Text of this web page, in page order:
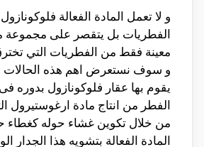
و لا تعمل المادة الفعالة
الفطريات بل يتقصر على مجموعة
معينة فقط من الفطريات التي
و سوف نستعرض اهم هذه الحالات
يقوم بها عقار فلوكونازول بدوره
الفطر من انتاج مادة ارغوستيرول
من خلال تكوين غشاء حوله كغطاء
المادة الفعالة بتشويه هذا الجدار